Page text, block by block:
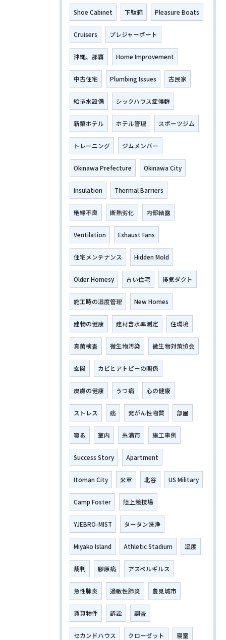
Shoe Cabinet 下駄箱 Pleasure Boats
Cruisers プレジャーボート
沖縄、那覇 Home Improvement
中古住宅 Plumbing Issues 古民家
給排水設備 シックハウス症候群
新築ホテル ホテル管理 スポーツジム
トレーニング ジムメンバー
Okinawa Prefecture Okinawa City
Insulation Thermal Barriers
絶縁不良 断熱劣化 内部結露
Ventilation Exhaust Fans
住宅メンテナンス Hidden Mold
Older Homesy 古い住宅 排気ダクト
施工時の湿度管理 New Homes
建物の健康 建材含水率測定 住環境
真菌検査 微生物汚染 微生物対策協会
玄関 カビとアトピーの関係
皮膚の健康 うつ病 心の健康
ストレス 癌 発がん性物質 部屋
寝る 室内 糸満市 施工事例
Success Story Apartment
Itoman City 米軍 北谷 US Military
Camp Foster 陸上競技場
YJEBRO-MIST タータン洗浄
Miyako Island Athletic Stadium 湿度
裁判 膠原病 アスペルギルス
急性肺炎 過敏性肺炎 豊見城市
賃貸物件 訴訟 調査
セカンドハウス クローゼット 寝室